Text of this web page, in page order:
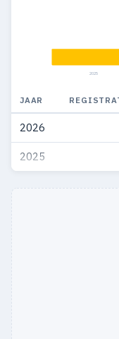
2025
JAAR
2026
2025